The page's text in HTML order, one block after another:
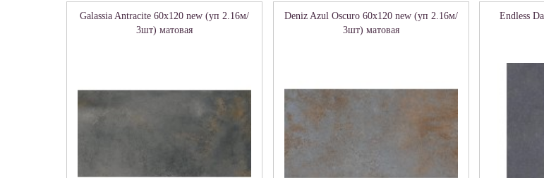
Galassia Antracite 60х120 new (уп 2.16м/
3шт) матовая
Deniz Azul Oscuro 60х120 new (уп 2.16м/
3шт) матовая
Endless